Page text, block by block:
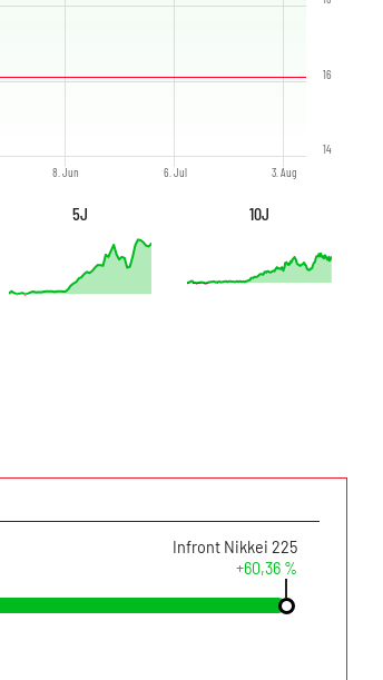
8. Jun 6. Jul 3. Aug
14
16
5J 10J
Infront Nikkei 225
+60,36 %